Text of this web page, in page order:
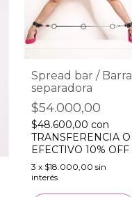
Spread bar / Barra
separadora
$54.000,00
$48.600,00 con
TRANSFERENCIA O
EFECTIVO 10% OFF
3 x $18.000,00 sin
interés